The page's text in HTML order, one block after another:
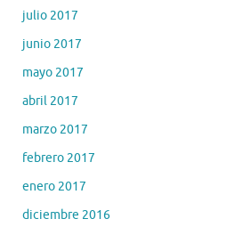
julio 2017
junio 2017
mayo 2017
abril 2017
marzo 2017
febrero 2017
enero 2017
diciembre 2016